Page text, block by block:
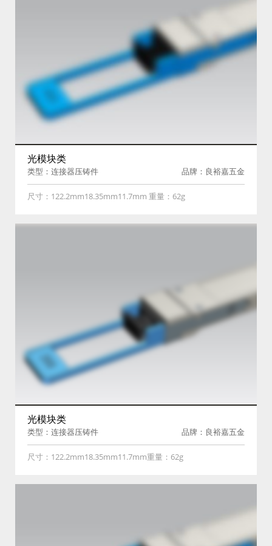
光模块类
类型：连接器压铸件 品牌：良裕嘉五金
尺寸：122.2mm18.35mm11.7mm 重量：62g
光模块类
类型：连接器压铸件 品牌：良裕嘉五金
尺寸：122.2mm18.35mm11.7mm重量：62g